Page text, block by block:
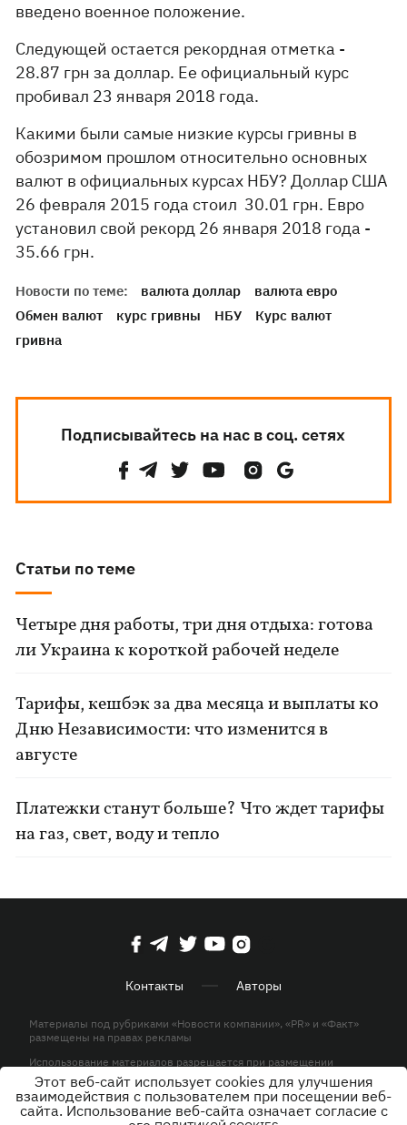
введено военное положение.
Следующей остается рекордная отметка -
28.87 грн за доллар. Ее официальный курс
пробивал 23 января 2018 года.
Какими были самые низкие курсы гривны в
обозримом прошлом относительно основных
валют в официальных курсах НБУ? Доллар США
26 февраля 2015 года стоил 30.01 грн. Евро
установил свой рекорд 26 января 2018 года -
35.66 грн.
Новости по теме: валюта доллар
валюта евро
Обмен валют
курс гривны НБУ
Курс валют
гривна
Подписывайтесь на нас в соц. сетях
Статьи по теме
Четыре дня работы, три дня отдыха: готова
ли Украина к короткой рабочей неделе
Тарифы, кешбэк за два месяца и выплаты ко
Дню Независимости: что изменится в
августе
Платежки станут больше? Что ждет тарифы
на газ, свет, воду и тепло
Контакты Авторы
Материалы под рубриками «Новости компании», «PR» и «Факт»
размещены на правах рекламы
Использование материалов разрешается при размещении
активной гиперссылки на KP.UA в первом абзаце.
© ООО «ЮЛАВ МЕДИА»,2026. Все права защищены.
Этот веб-сайт использует cookies для улучшения
взаимодействия с пользователем при посещении веб-
сайта. Использование веб-сайта означает согласие с